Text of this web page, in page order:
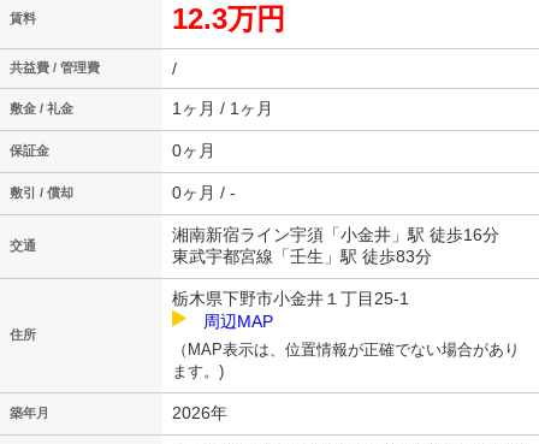
賃料 12.3万円
共益費 / 管理費 /
敷金 / 礼金 1ヶ月 / 1ヶ月
保証金 0ヶ月
敷引 / 償却 0ヶ月 / -
交通
湘南新宿ライン宇須「小金井」駅 徒歩16分
東武宇都宮線「壬生」駅 徒歩83分
住所
栃木県下野市小金井１丁目25-1
周辺MAP
（MAP表示は、位置情報が正確でない場合があり
ます。)
築年月 2026年